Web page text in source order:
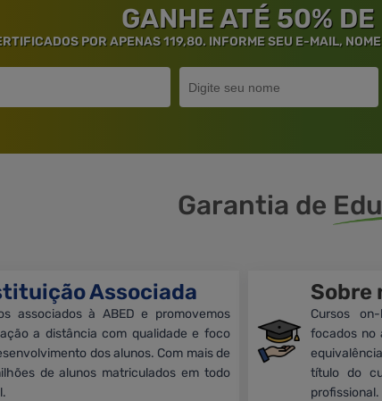
GANHE ATÉ 50%
POR APENAS 119,80. INFORME SEU E-MAIL,
Garantia de
Associada
associados à ABED e promovemos
a distância com qualidade e foco
dos alunos. Com mais de
de alunos matriculados em todo
Sobre
Cursos
focados no
título do
profissional.